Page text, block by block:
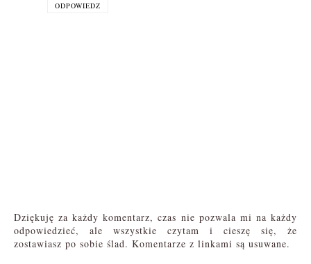
ODPOWIEDZ
Dziękuję za każdy komentarz, czas nie pozwala mi na każdy
odpowiedzieć, ale wszystkie czytam i cieszę się, że
zostawiasz po sobie ślad. Komentarze z linkami są usuwane.